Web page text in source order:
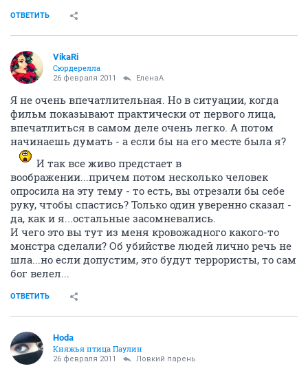
ОТВЕТИТЬ
VikaRi
Сюрдерелла
26 февраля 2011 ЕленаА
Я не очень впечатлительная. Но в ситуации, когда
фильм показывают практически от первого лица,
впечатлиться в самом деле очень легко. А потом
начинаешь думать - а если бы на его месте была я?
И так все живо предстает в
воображении...причем потом несколько человек
опросила на эту тему - то есть, вы отрезали бы себе
руку, чтобы спастись? Только один уверенно сказал -
да, как и я...остальные засомневались.
И чего это вы тут из меня кровожадного какого-то
монстра сделали? Об убийстве людей лично речь не
шла...но если допустим, это будут террористы, то сам
бог велел...
ОТВЕТИТЬ
Hoda
Княжья птица Паулин
26 февраля 2011 Ловкий парень